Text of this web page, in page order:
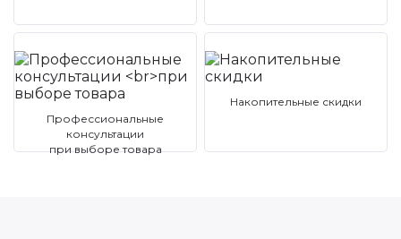
Профессиональные
консультации
при выборе товара
Накопительные скидки